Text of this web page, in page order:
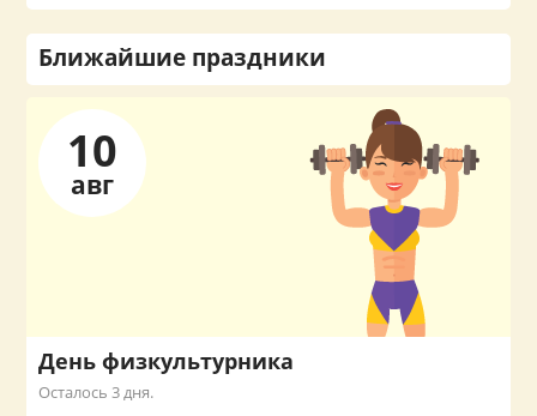
Ближайшие праздники
10
авг
День физкультурника
Осталось 3 дня.